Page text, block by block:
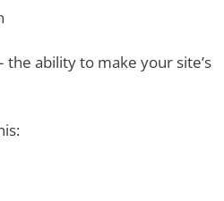
ability to make your site’s